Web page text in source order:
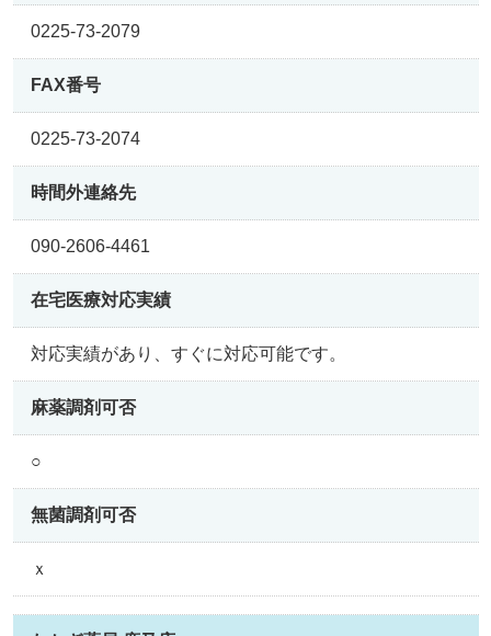
0225-73-2079
FAX番号
0225-73-2074
時間外連絡先
090-2606-4461
在宅医療対応実績
対応実績があり、すぐに対応可能です。
麻薬調剤可否
○
無菌調剤可否
ｘ